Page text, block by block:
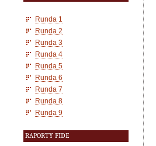
Runda 1
Runda 2
Runda 3
Runda 4
Runda 5
Runda 6
Runda 7
Runda 8
Runda 9
RAPORTY FIDE